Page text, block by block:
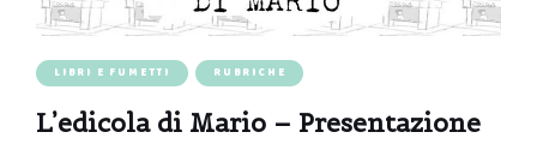
LIBRI E FUMETTI RUBRICHE
L’edicola di Mario – Presentazione